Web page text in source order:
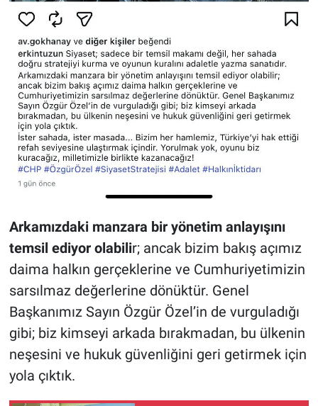
Arkamızdaki manzara bir yönetim anlayışını
temsil ediyor olabilir; ancak bizim bakış açımız
daima halkın gerçeklerine ve Cumhuriyetimizin
sarsılmaz değerlerine dönüktür. Genel
Başkanımız Sayın Özgür Özel’in de vurguladığı
gibi; biz kimseyi arkada bırakmadan, bu ülkenin
neşesini ve hukuk güvenliğini geri getirmek için
yola çıktık.